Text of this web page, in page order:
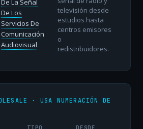
De La Señal
De Los
Servicios De
Comunicación
Audiovisual
televisión desde
estudios hasta
centros emisores
o
redistribuidores.
· USA NUMERACIÓN DE
TIPO DESDE